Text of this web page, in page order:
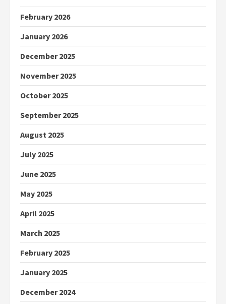
February 2026
January 2026
December 2025
November 2025
October 2025
September 2025
August 2025
July 2025
June 2025
May 2025
April 2025
March 2025
February 2025
January 2025
December 2024